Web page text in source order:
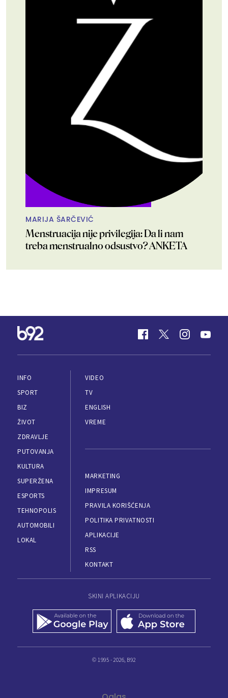
MARIJA ŠARČEVIĆ
Menstruacija nije privilegija: Da li nam
treba menstrualno odsustvo? ANKETA
INFO
SPORT
BIZ
ŽIVOT
ZDRAVLJE
PUTOVANJA
KULTURA
SUPERŽENA
ESPORTS
TEHNOPOLIS
AUTOMOBILI
LOKAL
VIDEO
TV
ENGLISH
VREME
MARKETING
IMPRESUM
PRAVILA KORIŠĆENJA
POLITIKA PRIVATNOSTI
APLIKACIJE
RSS
KONTAKT
SKINI APLIKACIJU
© 1995 - 2026, B92